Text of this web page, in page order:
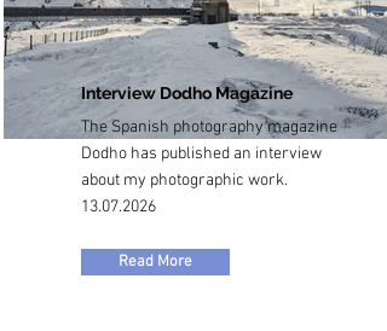
Interview Dodho Magazine
The Spanish photography magazine
Dodho has published an interview
about my photographic work.
13.07.2026
Read More